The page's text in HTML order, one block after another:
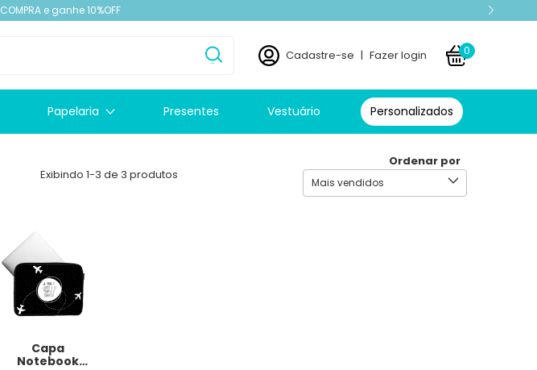
e ganhe 10%OFF
Cadastre-se | Fazer login 0
Papelaria Presentes Vestuário Personalizados
Exibindo 1-3 de 3 produtos
Ordenar por
Capa
Notebook